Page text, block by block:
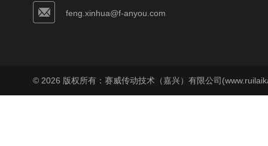
feng.xinhua@f-anyou.com
© 2026 版权所有：赛威传动技术（嘉兴）有限公司